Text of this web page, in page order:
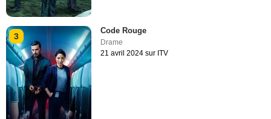
3
Code Rouge
Drame
21 avril 2024 sur ITV